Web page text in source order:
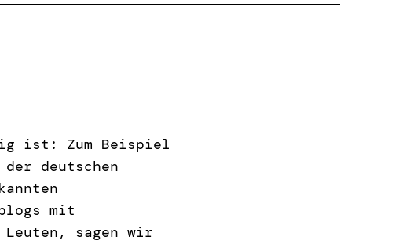
ist: Zum Beispiel
deutschen
mit
sagen wir